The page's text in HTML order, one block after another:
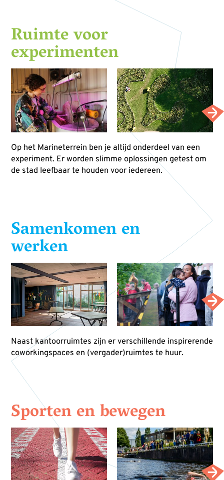
Ruimte voor
experimenten
Op het Marineterrein ben je altijd onderdeel van een
experiment. Er worden slimme oplossingen getest om
de stad leefbaar te houden voor iedereen.
Samenkomen en
werken
Naast kantoorruimtes zijn er verschillende inspirerende
coworkingspaces en (vergader)ruimtes te huur.
Sporten en bewegen